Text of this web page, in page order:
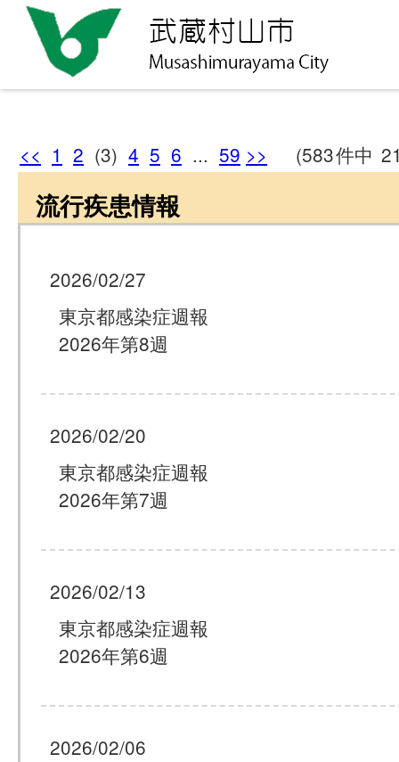
<< 1 2 (3) 4 5 6 ... 59 >> (583件中
流行疾患情報
2026/02/27
東京都感染症週報
2026年第8週
2026/02/20
東京都感染症週報
2026年第7週
2026/02/13
東京都感染症週報
2026年第6週
2026/02/06